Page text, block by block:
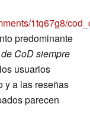
1tq67g8/
predominante
CoD siempre
usuarios
y a las reseñas
parecen